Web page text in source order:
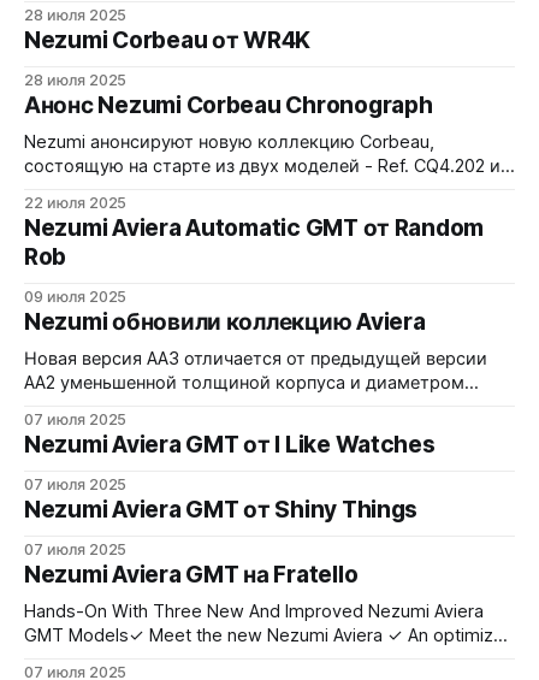
mecha-quartz chronograph with black DLC details and a
pop of color! ✓Fratello Watches - The Magazine Dedicated
To Luxury
28 июля 2025
Nezumi Corbeau от WR4K
28 июля 2025
Анонс Nezumi Corbeau Chronograph
Nezumi анонсируют новую коллекцию Corbeau,
состоящую на старте из двух моделей - Ref. CQ4.202 и
диаметре, 12,75 мм толщины, 50 метров водозащиты,
мекакварц Seiko VK63. Как обычно у Nezumi -
достаточно широкий выбор вариантов ремней (5
разных видов) и браслет.
22 июля 2025
Nezumi Aviera Automatic GMT от Random
Rob
09 июля 2025
Nezumi обновили коллекцию Aviera
Новая версия AA3 отличается от предыдущей версии
AA2 уменьшенной толщиной корпуса и диаметром
плюс 1,9 мм толщины сапфирового стекла, 200 метров
водозащиты, Miyota 9075 (опять true GMT). Доступны
три варианта - Ref. AA3.102, Ref. AA3.133 и Ref.
07 июля 2025
Nezumi Aviera GMT от I Like Watches
07 июля 2025
Nezumi Aviera GMT от Shiny Things
07 июля 2025
Nezumi Aviera GMT на Fratello
Hands-On With Three New And Improved Nezumi Aviera
GMT Models✓ Meet the new Nezumi Aviera ✓ An optimized
07 июля 2025